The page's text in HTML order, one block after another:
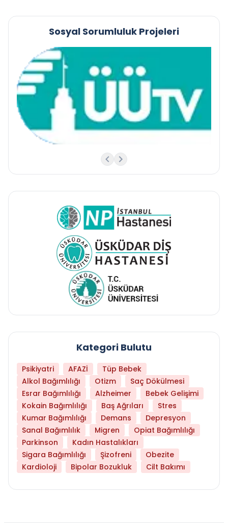
Sosyal Sorumluluk Projeleri
Kategori Bulutu
Psikiyatri AFAZİ
Tüp Bebek
Alkol Bağımlılığı
Otizm
Saç Dökülmesi
Esrar Bağımlılığı
Alzheimer
Bebek Gelişimi
Kokain Bağımlılığı
Baş Ağrıları
Stres
Kumar Bağımlılığı
Demans
Depresyon
Sanal Bağımlılık
Migren
Opiat Bağımlılığı
Parkinson
Kadın Hastalıkları
Sigara Bağımlılığı
Şizofreni
Obezite
Kardioloji
Bipolar Bozukluk Cilt Bakımı